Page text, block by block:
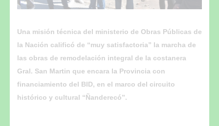
Una misión técnica del ministerio de Obras Públicas de
la Nación calificó de “muy satisfactoria” la marcha de
las obras de remodelación integral de la costanera
Gral. San Martin que encara la Provincia con
financiamiento del BID, en el marco del circuito
histórico y cultural “Ñanderecó”.